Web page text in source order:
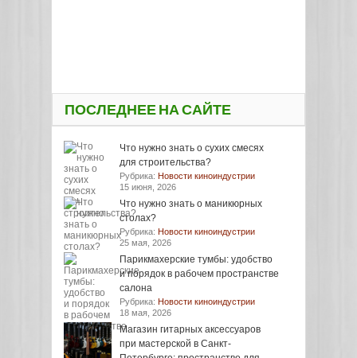
ПОСЛЕДНЕЕ НА САЙТЕ
Что нужно знать о сухих смесях
для строительства?
Рубрика: Новости киноиндустрии
15 июня, 2026
Что нужно знать о маникюрных
столах?
Рубрика: Новости киноиндустрии
25 мая, 2026
Парикмахерские тумбы: удобство
и порядок в рабочем пространстве
салона
Рубрика: Новости киноиндустрии
18 мая, 2026
Магазин гитарных аксессуаров
при мастерской в Санкт-